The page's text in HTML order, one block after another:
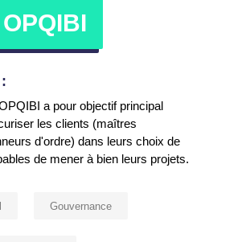
a pour objectif principal
les clients (maîtres
d'ordre) dans leurs choix de
de mener à bien leurs projets.
Gouvernance